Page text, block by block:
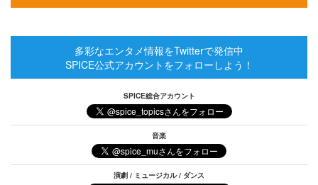
多彩なエンタメ情報をTwitterで発信中
SPICE公式アカウントをフォローしよう！
SPICE総合アカウント
音楽
演劇 / ミュージカル / ダンス